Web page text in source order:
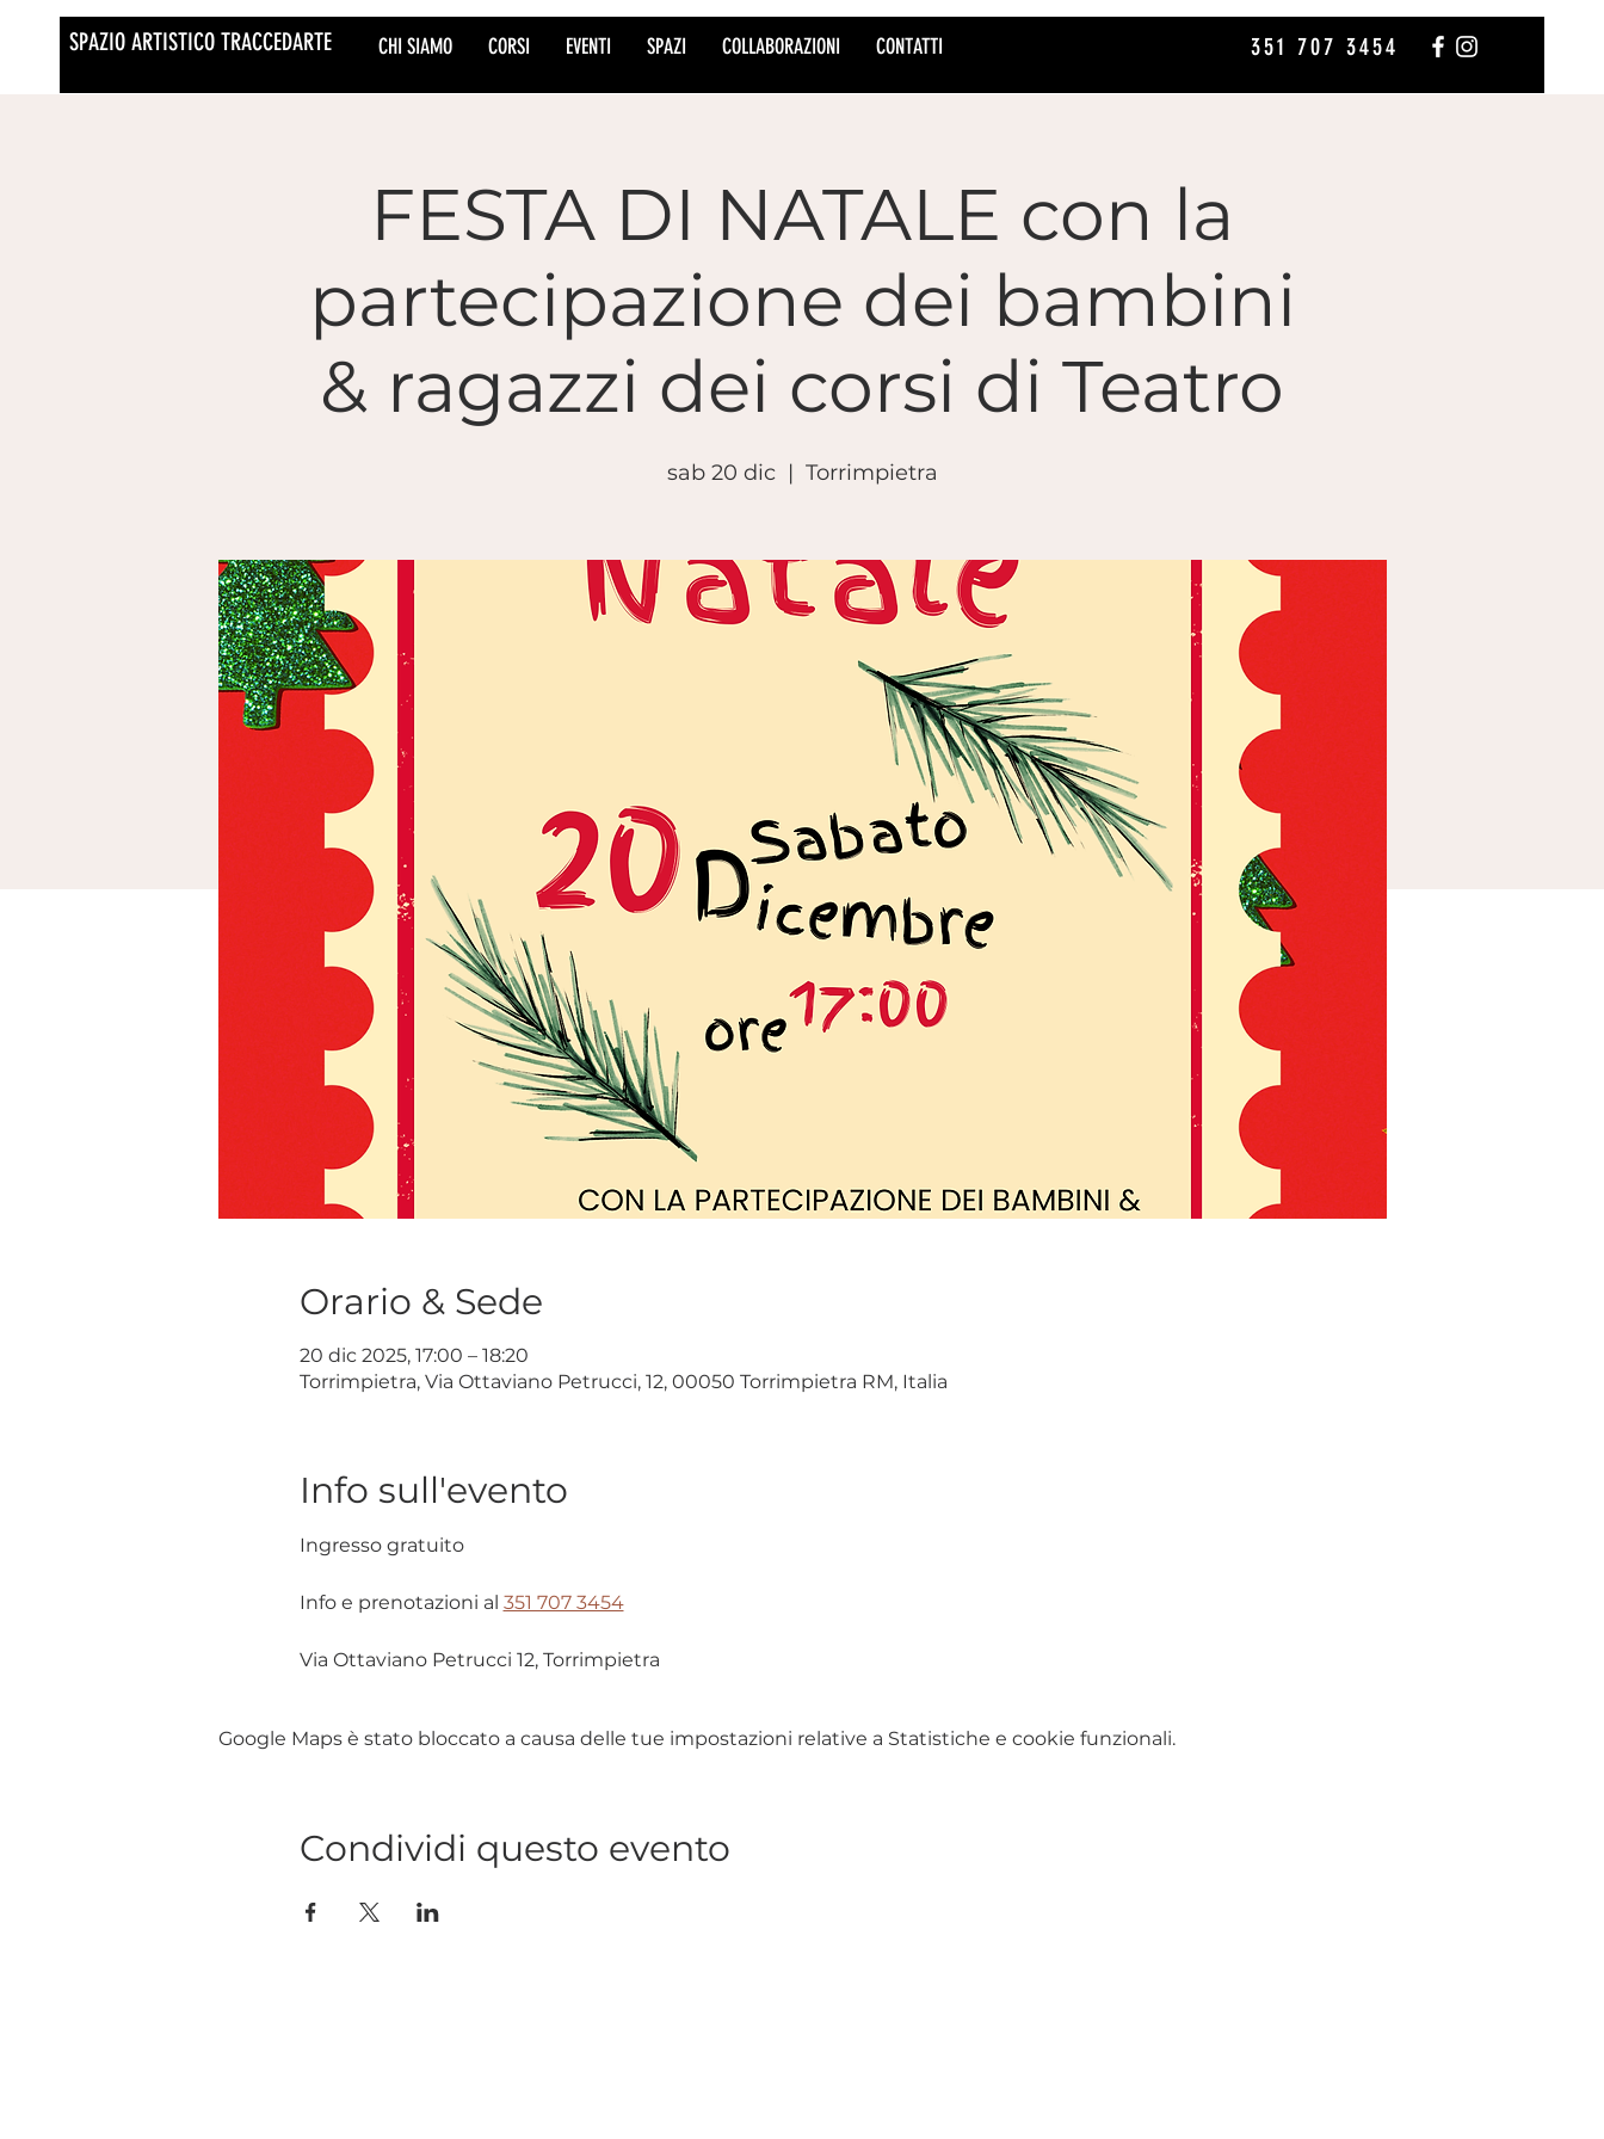
SPAZIO ARTISTICO TRACCEDARTE CHI SIAMO CORSI EVENTI SPAZI COLLABORAZIONI CONTATTI 351 707 3454
FESTA DI NATALE con la
partecipazione dei bambini
& ragazzi dei corsi di Teatro
sab 20 dic
  |
Torrimpietra
Orario & Sede
20 dic 2025, 17:00 – 18:20
Torrimpietra, Via Ottaviano Petrucci, 12, 00050 Torrimpietra RM, Italia
Info sull'evento
Ingresso gratuito
Info e prenotazioni al 351 707 3454
Via Ottaviano Petrucci 12, Torrimpietra
Google Maps è stato bloccato a causa delle tue impostazioni relative a Statistiche e cookie funzionali.
Condividi questo evento